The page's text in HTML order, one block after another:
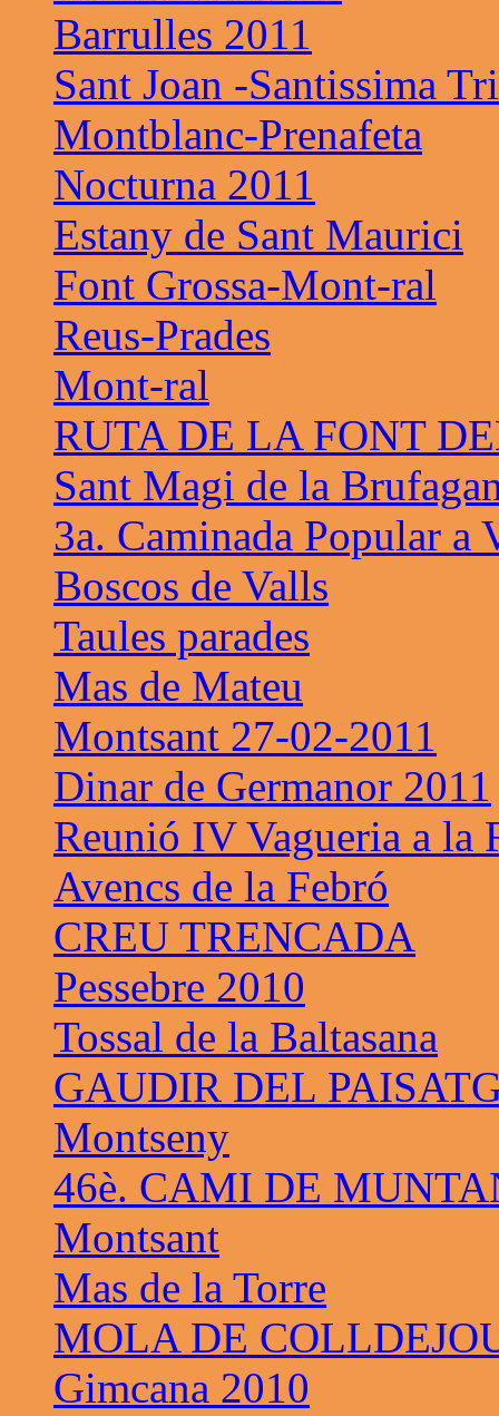
Barrulles 2011
Sant Joan -Santissima
Montblanc-Prenafeta
Nocturna 2011
Estany de Sant Maurici
Font Grossa-Mont-ral
Reus-Prades
Mont-ral
RUTA DE LA FONT
Sant Magi de la
3a. Caminada Popular a
Boscos de Valls
Taules parades
Mas de Mateu
Montsant 27-02-2011
Dinar de Germanor 2011
Reunió IV Vagueria a la
Avencs de la Febró
CREU TRENCADA
Pessebre 2010
Tossal de la Baltasana
GAUDIR DEL
Montseny
46è. CAMI DE
Montsant
Mas de la Torre
MOLA DE
Gimcana 2010